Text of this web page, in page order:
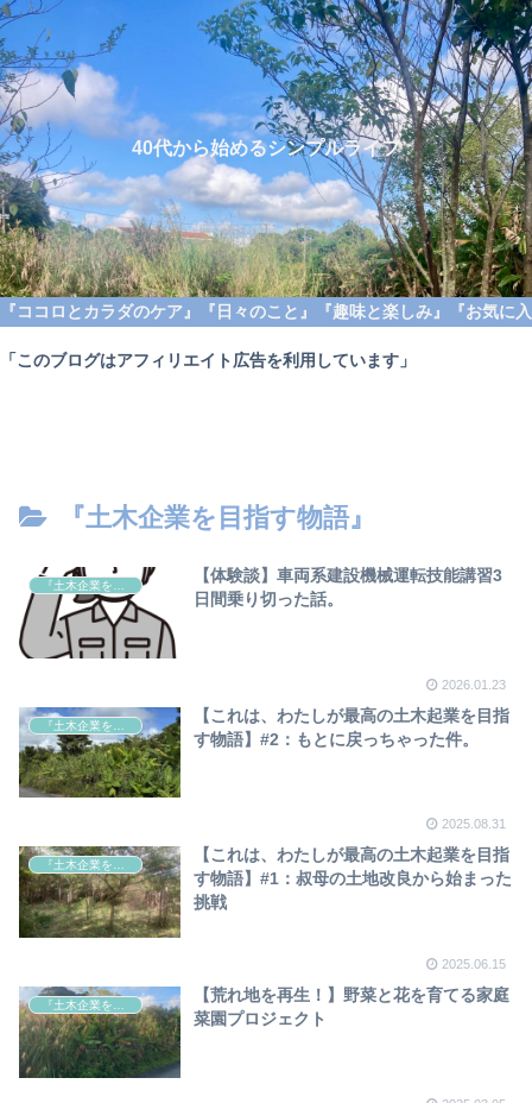
40代から始めるシンプルライフ
『ココロとカラダのケア』 『日々のこと』 『趣味と楽しみ』 『お気に
「このブログはアフィリエイト広告を利用しています」
『土木企業を目指す物語』
【体験談】車両系建設機械運転技能講習3
日間乗り切った話。
2026.01.23
【これは、わたしが最高の土木起業を目指
す物語】#2：もとに戻っちゃった件。
2025.08.31
『土木企業を目指す物語』
【これは、わたしが最高の土木起業を目指
す物語】#1：叔母の土地改良から始まった
挑戦
2025.06.15
【荒れ地を再生！】野菜と花を育てる家庭
菜園プロジェクト